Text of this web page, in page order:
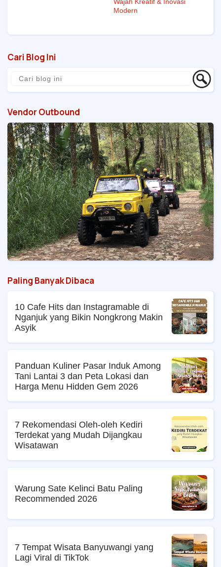
Modern
Cari Blog Ini
Vendor Outbound
Paling Banyak Dibaca
10 Cafe Hits dan Instagramable di
Nganjuk yang Bikin Nongkrong Makin
Asyik
Panduan Kuliner Pasar Induk Among
Tani Lantai 3 dan Peta Lokasi dan
Harga Menu Hidden Gem 2026
7 Rekomendasi Oleh-oleh Kediri
Terdekat yang Mudah Dijangkau
Wisatawan
Warung Sate Kelinci Batu Paling
Recommended 2026
7 Tempat Wisata Banyuwangi yang
Lagi Viral di TikTok